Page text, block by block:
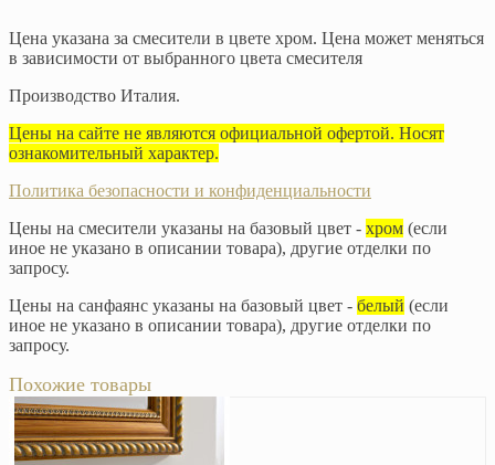
Цена указана за смесители в цвете хром. Цена может меняться
в зависимости от выбранного цвета смесителя
Производство Италия.
Цены на сайте не являются официальной офертой. Носят
ознакомительный характер.
Политика безопасности и конфиденциальности
Цены на смесители указаны на базовый цвет - хром (если
иное не указано в описании товара), другие отделки по
запросу.
Цены на санфаянс указаны на базовый цвет - белый (если
иное не указано в описании товара), другие отделки по
запросу.
Похожие товары